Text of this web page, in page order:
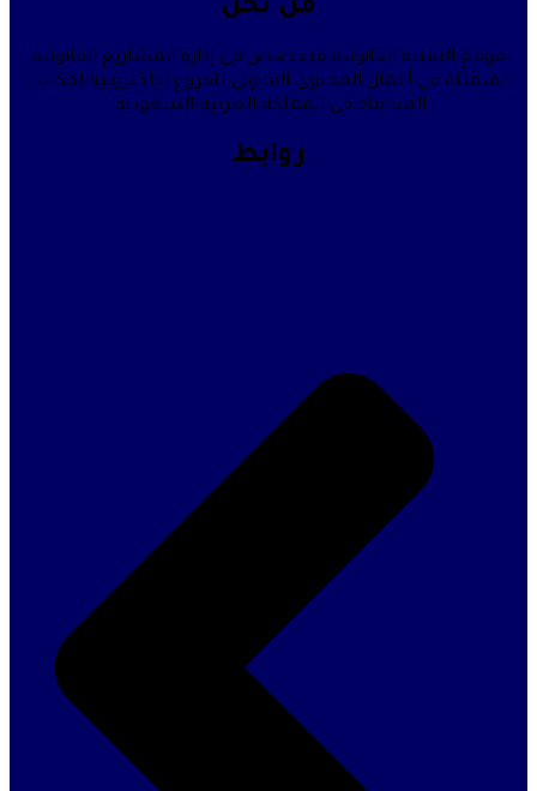
القانونية متخصص في إدارة المشاريع القانونية
أعمال المحتوى القانوني للفروع الإلكترونية لمكاتب
المحاماة في المملكة العربية السعودية.